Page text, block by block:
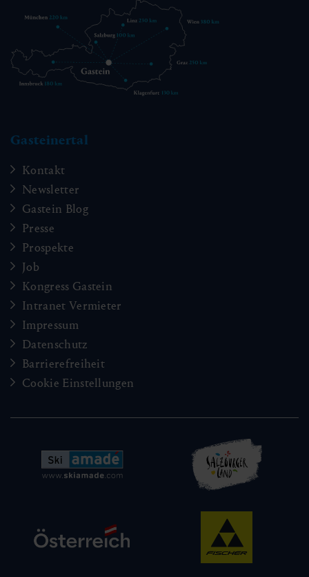
Gasteinertal
Kontakt
Newsletter
Gastein Blog
Presse
Prospekte
Job
Kongress Gastein
Intranet Vermieter
Impressum
Datenschutz
Barrierefreiheit
Cookie Einstellungen